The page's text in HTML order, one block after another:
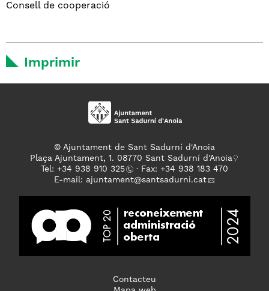
Consell de cooperació
Imprimir
© Ajuntament de Sant Sadurní d'Anoia
Plaça Ajuntament, 1. 08770 Sant Sadurní d'Anoia
Tel: +34 938 910 325
· Fax: +34 938 183 470
E-mail: ajuntament@santsadurni.cat
Contacteu